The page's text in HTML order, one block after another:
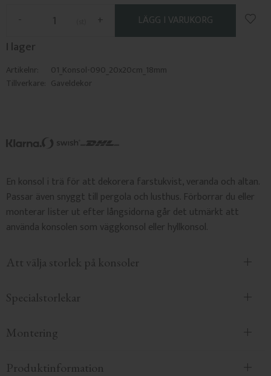
+
-
I lager
Artikelnr
01_Konsol-090_20x20cm_18mm
Tillverkare Gaveldekor
En konsol i trä för att dekorera farstukvist, veranda och altan.
Passar även snyggt till pergola och lusthus. Förborrar du eller
monterar lister ut efter långsidorna går det utmärkt att
använda konsolen som väggkonsol eller hyllkonsol.
Att välja storlek på konsoler
Specialstorlekar
Montering
Produktinformation